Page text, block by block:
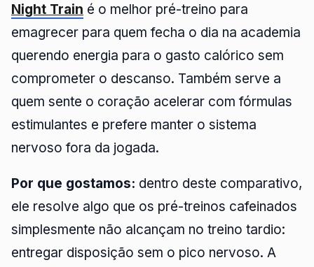
Night Train é o melhor pré-treino para
emagrecer para quem fecha o dia na academia
querendo energia para o gasto calórico sem
comprometer o descanso. Também serve a
quem sente o coração acelerar com fórmulas
estimulantes e prefere manter o sistema
nervoso fora da jogada.
Por que gostamos: dentro deste comparativo,
ele resolve algo que os pré-treinos cafeinados
simplesmente não alcançam no treino tardio:
entregar disposição sem o pico nervoso. A